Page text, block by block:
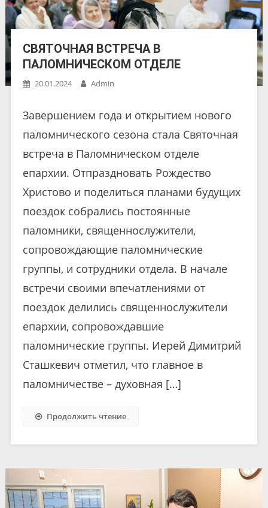
СВЯТОЧНАЯ ВСТРЕЧА В
ПАЛОМНИЧЕСКОМ ОТДЕЛЕ
20.01.2024 Admin
Завершением года и открытием нового
паломнического сезона стала Святочная
встреча в Паломническом отделе
епархии. Отпраздновать Рождество
Христово и поделиться планами будущих
поездок собрались постоянные
паломники, священнослужители,
сопровождающие паломнические
группы, и сотрудники отдела. В начале
встречи своими впечатлениями от
поездок делились священнослужители
епархии, сопровождавшие
паломнические группы. Иерей Димитрий
Сташкевич отметил, что главное в
паломничестве – духовная […]
Продолжить чтение